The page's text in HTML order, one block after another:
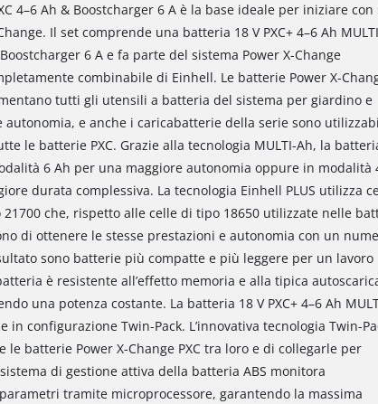
4–6 Ah & Boostcharger 6 A è la base ideale per iniziare con
Il set comprende una batteria 18 V PXC+ 4–6 Ah
6 A e fa parte del sistema Power X-Change
combinabile di Einhell. Le batterie Power X-
tutti gli utensili a batteria del sistema per giardino e
autonomia, e anche i caricabatterie della serie sono
le batterie PXC. Grazie alla tecnologia MULTI-Ah, la
6 Ah per una maggiore autonomia oppure in modalità
durata complessiva. La tecnologia Einhell PLUS utilizza
che, rispetto alle celle di tipo 18650 utilizzate nelle
di ottenere le stesse prestazioni e autonomia con un
sono batterie più compatte e più leggere per un lavoro
è resistente all’effetto memoria e alla tipica
una potenza costante. La batteria 18 V PXC+ 4–6 Ah
in configurazione Twin-Pack. L’innovativa tecnologia Twin-
le batterie Power X-Change PXC tra loro e di collegarle per
di gestione attiva della batteria ABS monitora
tramite microprocessore, garantendo la massima